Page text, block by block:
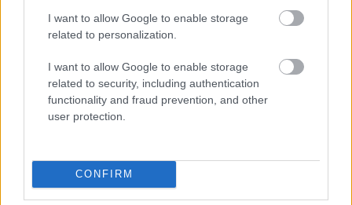
I want to allow Google to enable storage
related to personalization.
I want to allow Google to enable storage
related to security, including authentication
functionality and fraud prevention, and other
user protection.
CONFIRM
Šodien centies rīkoties
tā, kā tev pašam šķiet
pareizi
jūtas…” Elīna
laiku pēc dēla